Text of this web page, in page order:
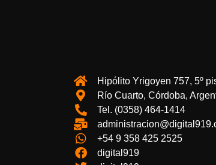
Hipólito Yrigoyen 757, 5º
Río Cuarto, Córdoba,
Tel. (0358) 464-1414
+54 9 358 425 2525
digital919